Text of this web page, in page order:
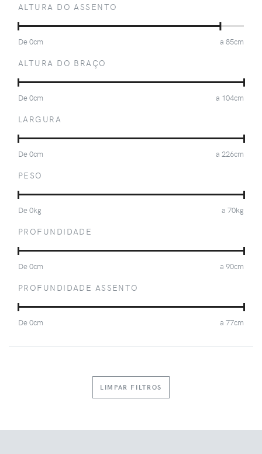
ALTURA DO ASSENTO
De0cm a 85cm
ALTURA DO BRAÇO
De0cm a 104cm
LARGURA
De0cm a 226cm
PESO
De0kg a 70kg
PROFUNDIDADE
De0cm a 90cm
PROFUNDIDADE ASSENTO
De0cm a 77cm
LIMPAR FILTROS